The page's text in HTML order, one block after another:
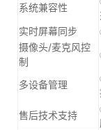
系统兼容性
实时屏幕同步
摄像头/麦克风控
制
多设备管理
售后技术支持